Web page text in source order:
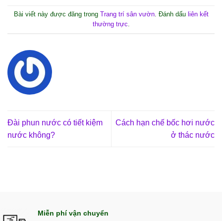
Bài viết này được đăng trong Trang trí sân vườn. Đánh dấu liên kết
thường trực
Đài phun nước có tiết kiệm
nước không?
Cách hạn chế bốc hơi nước
ở thác nước
Miễn phí vận chuyển